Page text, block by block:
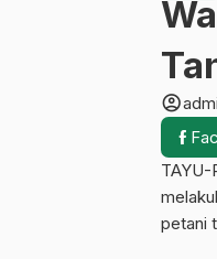
account_circle
TAYU-
petani